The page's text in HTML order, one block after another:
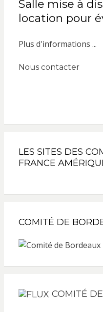
Salle mise à
location pour
Plus d'informations ...
Nous contacter
LES SITES DES
FRANCE
COMITÉ DE
COMITÉ